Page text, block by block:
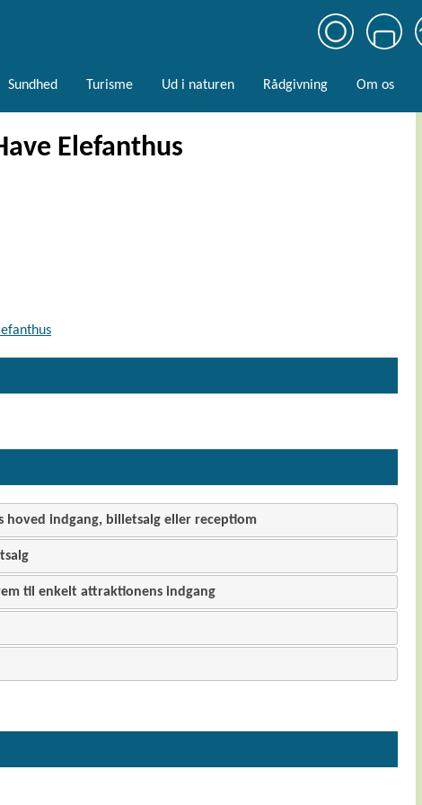
Sundhed Turisme Ud i naturen Rådgivning Om os
Elefanthus
indgang, billetsalg eller receptiom
til enkelt attraktionens indgang